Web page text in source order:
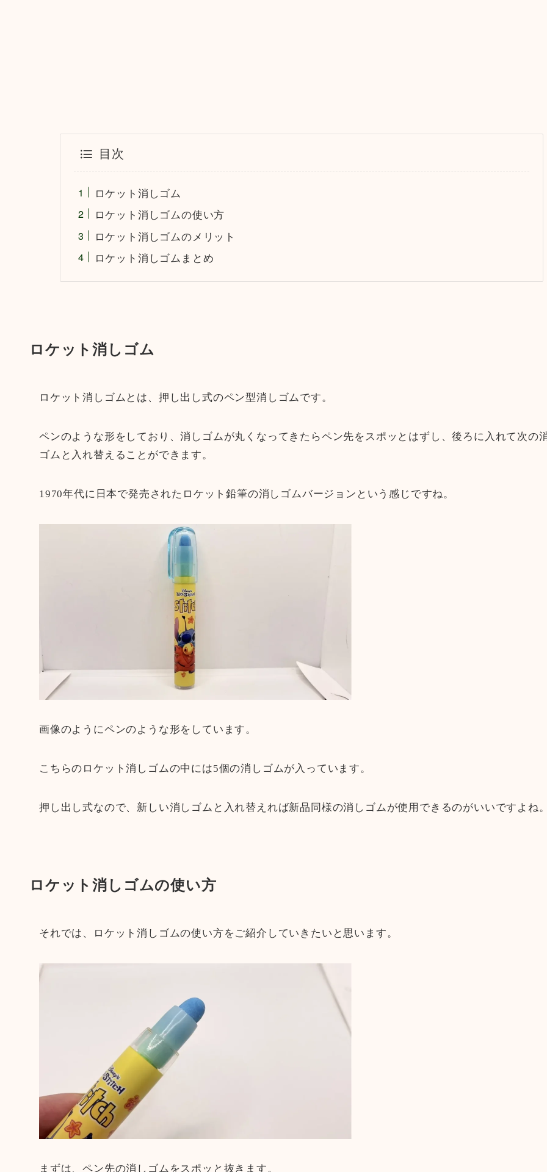
目次
ロケット消しゴム
ロケット消しゴムの使い方
ロケット消しゴムのメリット
ロケット消しゴムまとめ
ロケット消しゴム
ロケット消しゴムとは、押し出し式のペン型消しゴムです。
ペンのような形をしており、消しゴムが丸くなってきたらペン先をスポッとはずし、後ろに入れて次の
ゴムと入れ替えることができます。
1970年代に日本で発売されたロケット鉛筆の消しゴムバージョンという感じですね。
画像のようにペンのような形をしています。
こちらのロケット消しゴムの中には5個の消しゴムが入っています。
押し出し式なので、新しい消しゴムと入れ替えれば新品同様の消しゴムが使用できるのがいいですよね
ロケット消しゴムの使い方
それでは、ロケット消しゴムの使い方をご紹介していきたいと思います。
まずは、ペン先の消しゴムをスポッと抜きます。